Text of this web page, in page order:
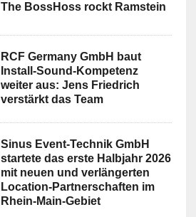
The BossHoss rockt Ramstein
RCF Germany GmbH baut
Install-Sound-Kompetenz
weiter aus: Jens Friedrich
verstärkt das Team
Sinus Event-Technik GmbH
startete das erste Halbjahr 2026
mit neuen und verlängerten
Location-Partnerschaften im
Rhein-Main-Gebiet